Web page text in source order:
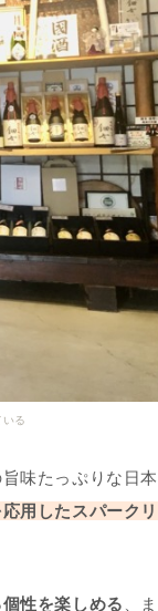
る
味たっぷりな日本
用したスパークリ
性を楽しめる 、ま